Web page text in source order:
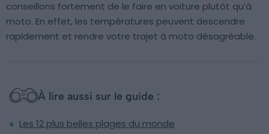
conseillons fortement de le faire en voiture plutôt qu’à
moto. En effet, les températures peuvent descendre
rapidement et rendre votre trajet à moto désagréable.
À lire aussi sur le guide :
Les 12 plus belles plages du monde